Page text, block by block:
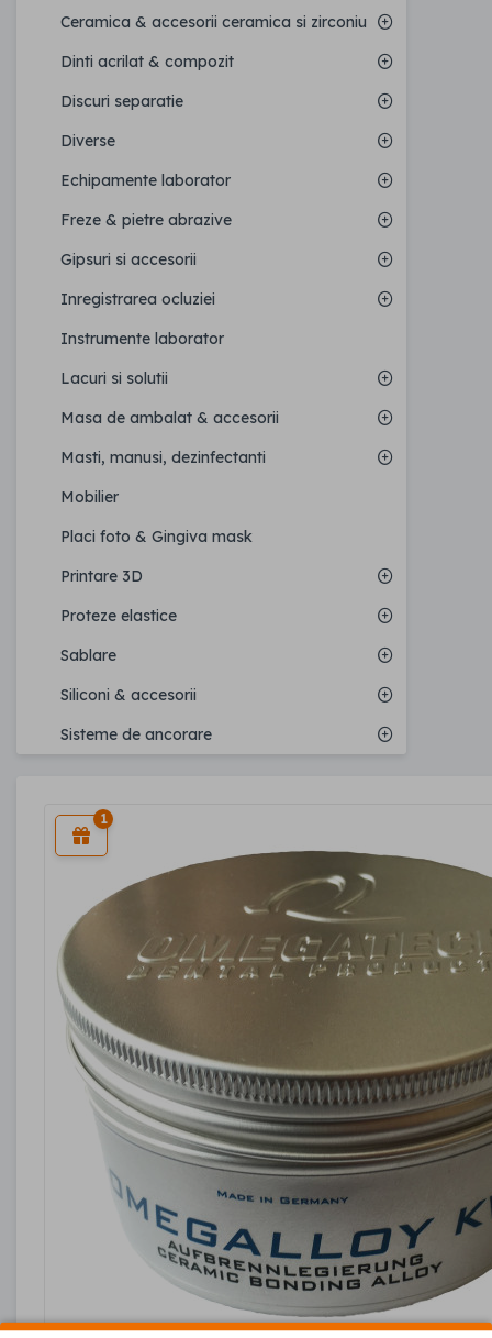
Ceramica & accesorii ceramica si zirconiu
Dinti acrilat & compozit
Discuri separatie
Diverse
Echipamente laborator
Freze & pietre abrazive
Gipsuri si accesorii
Inregistrarea ocluziei
Instrumente laborator
Lacuri si solutii
Masa de ambalat & accesorii
Masti, manusi, dezinfectanti
Mobilier
Placi foto & Gingiva mask
Printare 3D
Proteze elastice
Sablare
Siliconi & accesorii
Sisteme de ancorare
1